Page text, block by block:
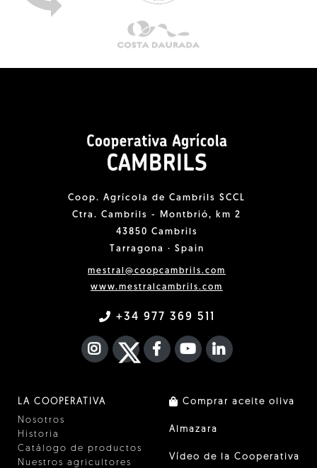
Coop. Agrícola de Cambrils SCCL
Ctra. Cambrils - Montbrió, km 2
43850 Cambrils
Tarragona · Spain
mestral@coopcambrils.com
www.mestralcambrils.com
+34 977 369 511
INSTAGRAM
TWITTER
FACEBOOK F
YOUTUBEFA LINKEDIN
LA COOPERATIVA
Nosotros
Historia
Catálogo de productos
Nuestros agricultores
Comprar aceite oliva
Almazara
Vídeo de la Cooperativa